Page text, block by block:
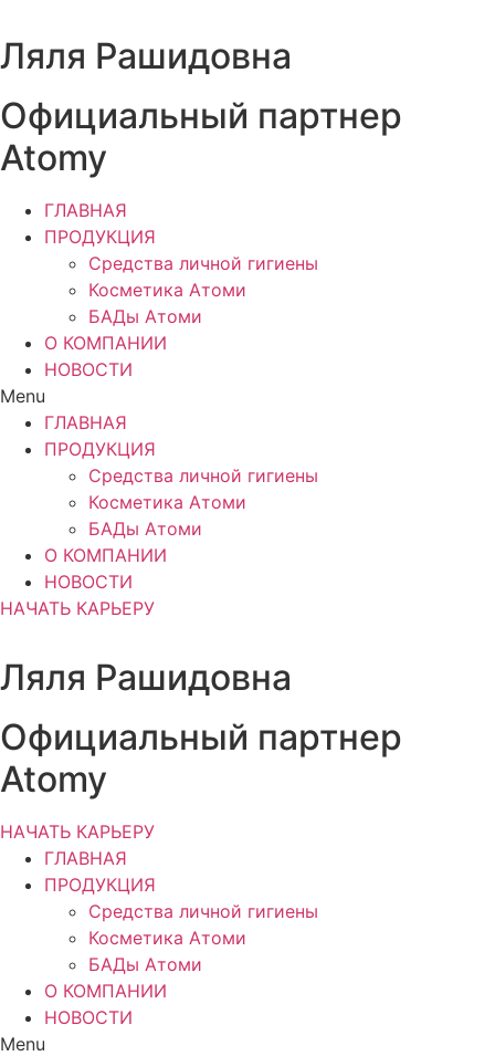
к
содержимому
Ляля Рашидовна
Официальный партнер
Atomy
ГЛАВНАЯ
ПРОДУКЦИЯ
Средства личной гигиены
Косметика Атоми
БАДы Атоми
О КОМПАНИИ
НОВОСТИ
Menu
ГЛАВНАЯ
ПРОДУКЦИЯ
Средства личной гигиены
Косметика Атоми
БАДы Атоми
О КОМПАНИИ
НОВОСТИ
НАЧАТЬ КАРЬЕРУ
Ляля Рашидовна
Официальный партнер
Atomy
НАЧАТЬ КАРЬЕРУ
ГЛАВНАЯ
ПРОДУКЦИЯ
Средства личной гигиены
Косметика Атоми
БАДы Атоми
О КОМПАНИИ
НОВОСТИ
Menu